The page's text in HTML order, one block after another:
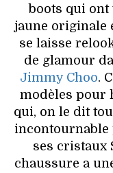
boots qui
jaune originale
se laisse
de glamour
Jimmy Choo.
modèles pour
qui, on le dit
incontournable
ses cristaux
chaussure a